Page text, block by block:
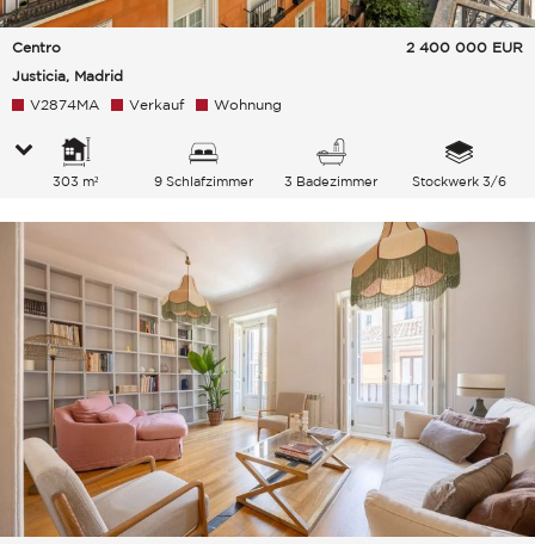
Centro
Justicia, Madrid
2 400 000 EUR
V2874MA Verkauf Wohnung
303 m² 9 Schlafzimmer 3 Badezimmer Stockwerk 3/6